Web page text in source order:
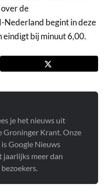
de
begint in deze
eindigt bij minuut 6,00.
je het nieuws uit
Groninger Krant. Onze
Google Nieuws
meer dan